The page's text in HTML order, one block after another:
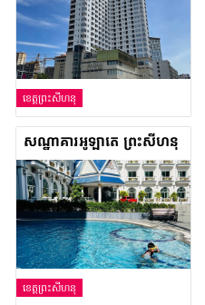
ខេត្តព្រះសីហនុ
សណ្ឋាគារអូឡាតេ ព្រះសីហនុ
ខេត្តព្រះសីហនុ